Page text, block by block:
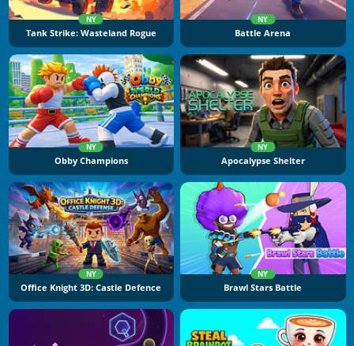
NY
Tank Strike: Wasteland Rogue
NY
Battle Arena
NY
Obby Champions
NY
Apocalypse Shelter
NY
Office Knight 3D: Castle Defence
NY
Brawl Stars Battle